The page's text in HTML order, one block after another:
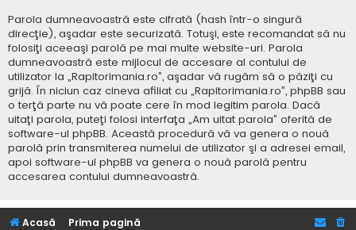
Parola dumneavoastră este cifrată (hash într-o singură
direcţie), aşadar este securizată. Totuşi, este recomandat să nu
folosiţi aceeaşi parolă pe mai multe website-uri. Parola
dumneavoastră este mijlocul de accesare al contului de
utilizator la „Rapitorimania.ro”, aşadar vă rugăm să o păziţi cu
grijă. În niciun caz cineva afiliat cu „Rapitorimania.ro”, phpBB sau
o terţă parte nu vă poate cere în mod legitim parola. Dacă
uitaţi parola, puteţi folosi interfaţa „Am uitat parola” oferită de
software-ul phpBB. Această procedură vă va genera o nouă
parolă prin transmiterea numelui de utilizator şi a adresei email,
apoi software-ul phpBB va genera o nouă parolă pentru
accesarea contului dumneavoastră.
Acasă Prima pagină